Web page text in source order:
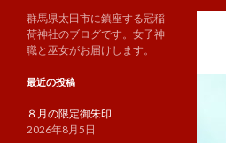
群馬県太田市に鎮座する冠稲
荷神社のブログです。女子神
職と巫女がお届けします。
最近の投稿
８月の限定御朱印
2026年8月5日